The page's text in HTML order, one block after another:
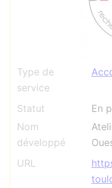
Type de
service
Statut
En
Nom
développé
URL